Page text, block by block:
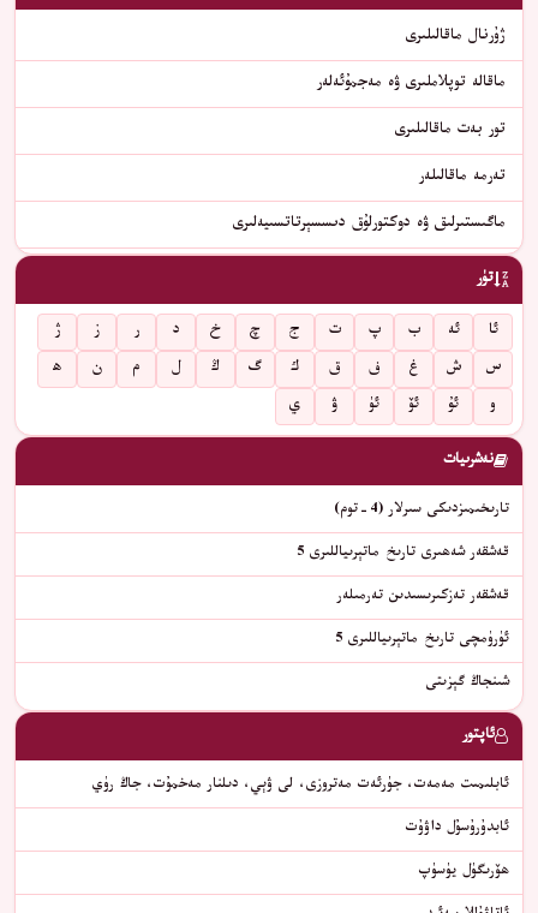
ژۇرنال ماقالىلىرى
ماقالە توپلاملىرى ۋە مەجمۇئەلەر
تور بەت ماقالىلىرى
تەرمە ماقالىلەر
ماگىستىرلىق ۋە دوكتورلۇق دىسسېرتاتسىيەلىرى
تۈر
ئا ئە ب پ ت ج چ خ د ر ز
ژ
س
ش غ ف ق ك گ ڭ ل م ن
ھ
و
ئۇ ئۆ ئۈ ۋ ي
نەشرىيات
تارىخىمىزدىكى سىرلار (4-توم)
قەشقەر شەھىرى تارىخ ماتېرىياللىرى 5
قەشقەر تەزكىرىسىدىن تەرمىلەر
ئۈرۈمچى تارىخ ماتېرىياللىرى 5
شىنجاڭ گېزىتى
ئاپتور
ئابلىمىت مەمەت، جۈرئەت مەتروزى، لى ۋېي، دىلنار مەخمۇت، جاڭ رۈي
ئابدۇرۇسۇل داۋۇت
ھۆرىگۈل يۈسۈپ